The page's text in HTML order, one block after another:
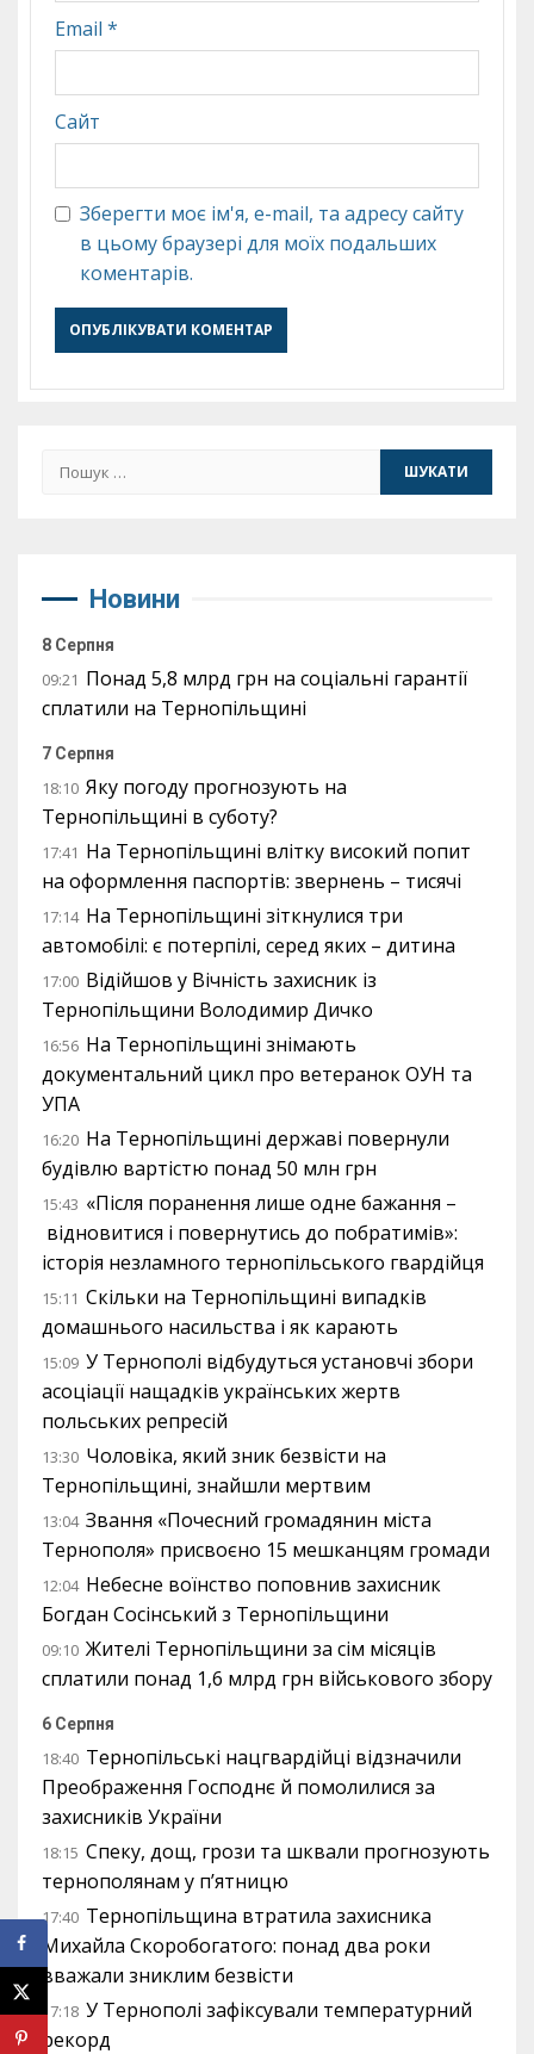
Email *
Сайт
Зберегти моє ім'я, e-mail, та адресу сайту
в цьому браузері для моїх подальших
коментарів.
Пошук:
Новини
8 Серпня
09:21 Понад 5,8 млрд грн на соціальні гарантії
сплатили на Тернопільщині
7 Серпня
18:10 Яку погоду прогнозують на
Тернопільщині в суботу?
17:41 На Тернопільщині влітку високий попит
на оформлення паспортів: звернень – тисячі
17:14 На Тернопільщині зіткнулися три
автомобілі: є потерпілі, серед яких – дитина
17:00 Відійшов у Вічність захисник із
Тернопільщини Володимир Дичко
16:56 На Тернопільщині знімають
документальний цикл про ветеранок ОУН та
УПА
16:20 На Тернопільщині державі повернули
будівлю вартістю понад 50 млн грн
15:43 «Після поранення лише одне бажання –
відновитися і повернутись до побратимів»:
історія незламного тернопільського гвардійця
15:11 Скільки на Тернопільщині випадків
домашнього насильства і як карають
15:09 У Тернополі відбудуться установчі збори
асоціації нащадків українських жертв
польських репресій
13:30 Чоловіка, який зник безвісти на
Тернопільщині, знайшли мертвим
13:04 Звання «Почесний громадянин міста
Тернополя» присвоєно 15 мешканцям громади
12:04 Небесне воїнство поповнив захисник
Богдан Сосінський з Тернопільщини
09:10 Жителі Тернопільщини за сім місяців
сплатили понад 1,6 млрд грн військового збору
6 Серпня
18:40 Тернопільські нацгвардійці відзначили
Преображення Господнє й помолилися за
захисників України
18:15 Спеку, дощ, грози та шквали прогнозують
тернополянам у п’ятницю
17:40 Тернопільщина втратила захисника
Михайла Скоробогатого: понад два роки
вважали зниклим безвісти
17:18 У Тернополі зафіксували температурний
рекорд